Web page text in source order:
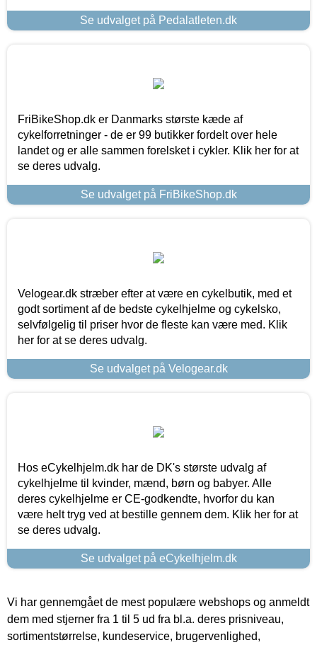
Se udvalget på Pedalatleten.dk
FriBikeShop.dk er Danmarks største kæde af
cykelforretninger - de er 99 butikker fordelt over hele
landet og er alle sammen forelsket i cykler. Klik her for at
se deres udvalg.
Se udvalget på FriBikeShop.dk
Velogear.dk stræber efter at være en cykelbutik, med et
godt sortiment af de bedste cykelhjelme og cykelsko,
selvfølgelig til priser hvor de fleste kan være med. Klik
her for at se deres udvalg.
Se udvalget på Velogear.dk
Hos eCykelhjelm.dk har de DK's største udvalg af
cykelhjelme til kvinder, mænd, børn og babyer. Alle
deres cykelhjelme er CE-godkendte, hvorfor du kan
være helt tryg ved at bestille gennem dem. Klik her for at
se deres udvalg.
Se udvalget på eCykelhjelm.dk
Vi har gennemgået de mest populære webshops og anmeldt
dem med stjerner fra 1 til 5 ud fra bl.a. deres prisniveau,
sortimentstørrelse, kundeservice, brugervenlighed,